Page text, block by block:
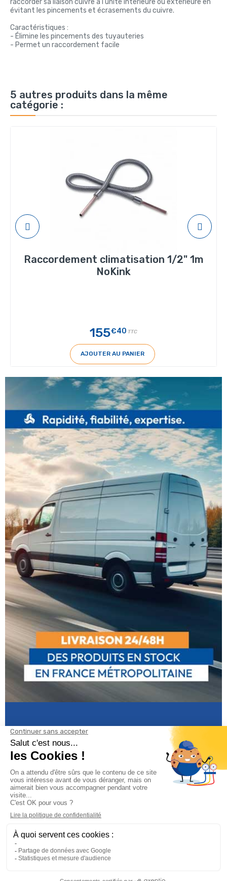
raccorder sa liaison cuivre à l'unité intérieure ou extérieure en
évitant les pincements et écrasements du cuivre.
Caractéristiques :
- Élimine les pincements des tuyauteries
- Permet un raccordement facile
5 autres produits dans la même
catégorie :
Raccordement climatisation 1/2" 1m
NoKink
155€40 TTC
AJOUTER AU PANIER
Informations
Climservice
Informations